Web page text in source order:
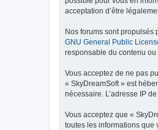
acceptation d’être
Nos forums sont propulsés
GNU General Public
responsable du contenu
Vous acceptez de ne pas
« SkyDreamSoft » est
nécessaire. L’adresse IP
Vous acceptez que «
toutes les informations que